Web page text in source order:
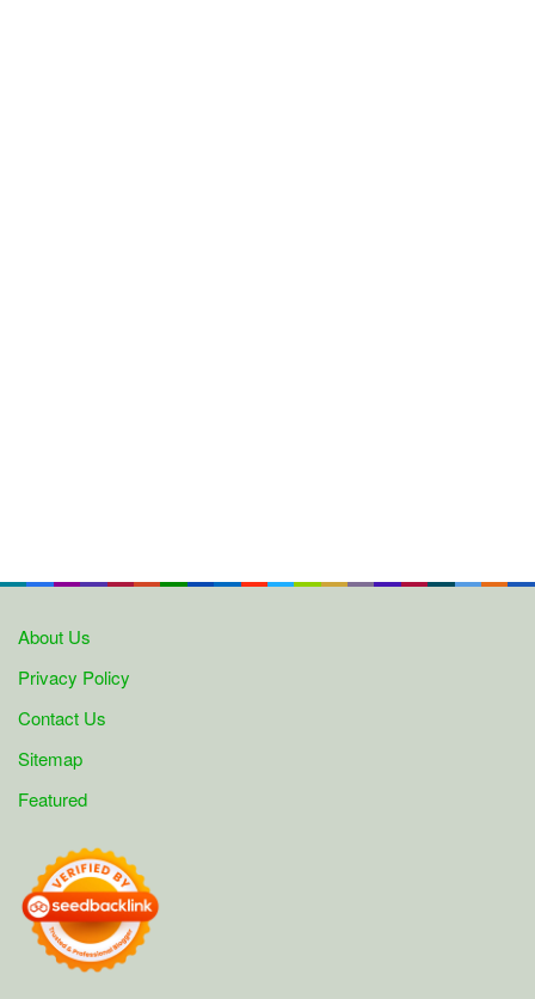
About Us
Privacy Policy
Contact Us
Sitemap
Featured